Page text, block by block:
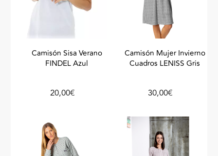
Camisón Sisa Verano
FINDEL Azul
20,00€
Camisón Mujer Invierno
Cuadros LENISS Gris
30,00€